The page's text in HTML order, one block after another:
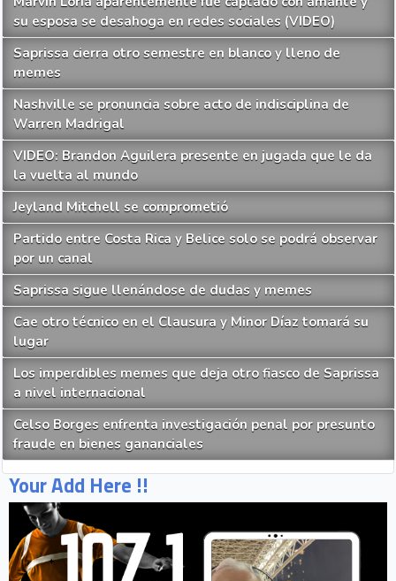
su esposa se desahoga en redes sociales (VIDEO)
Saprissa cierra otro semestre en blanco y lleno de
memes
Nashville se pronuncia sobre acto de indisciplina de
Warren Madrigal
VIDEO: Brandon Aguilera presente en jugada que le da
la vuelta al mundo
Jeyland Mitchell se comprometió
Partido entre Costa Rica y Belice solo se podrá observar
por un canal
Saprissa sigue llenándose de dudas y memes
Cae otro técnico en el Clausura y Minor Díaz tomará su
lugar
Los imperdibles memes que deja otro fiasco de Saprissa
a nivel internacional
Celso Borges enfrenta investigación penal por presunto
fraude en bienes gananciales
Your Add Here !!